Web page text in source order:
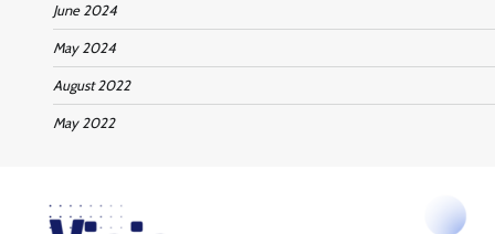
June 2024
May 2024
August 2022
May 2022